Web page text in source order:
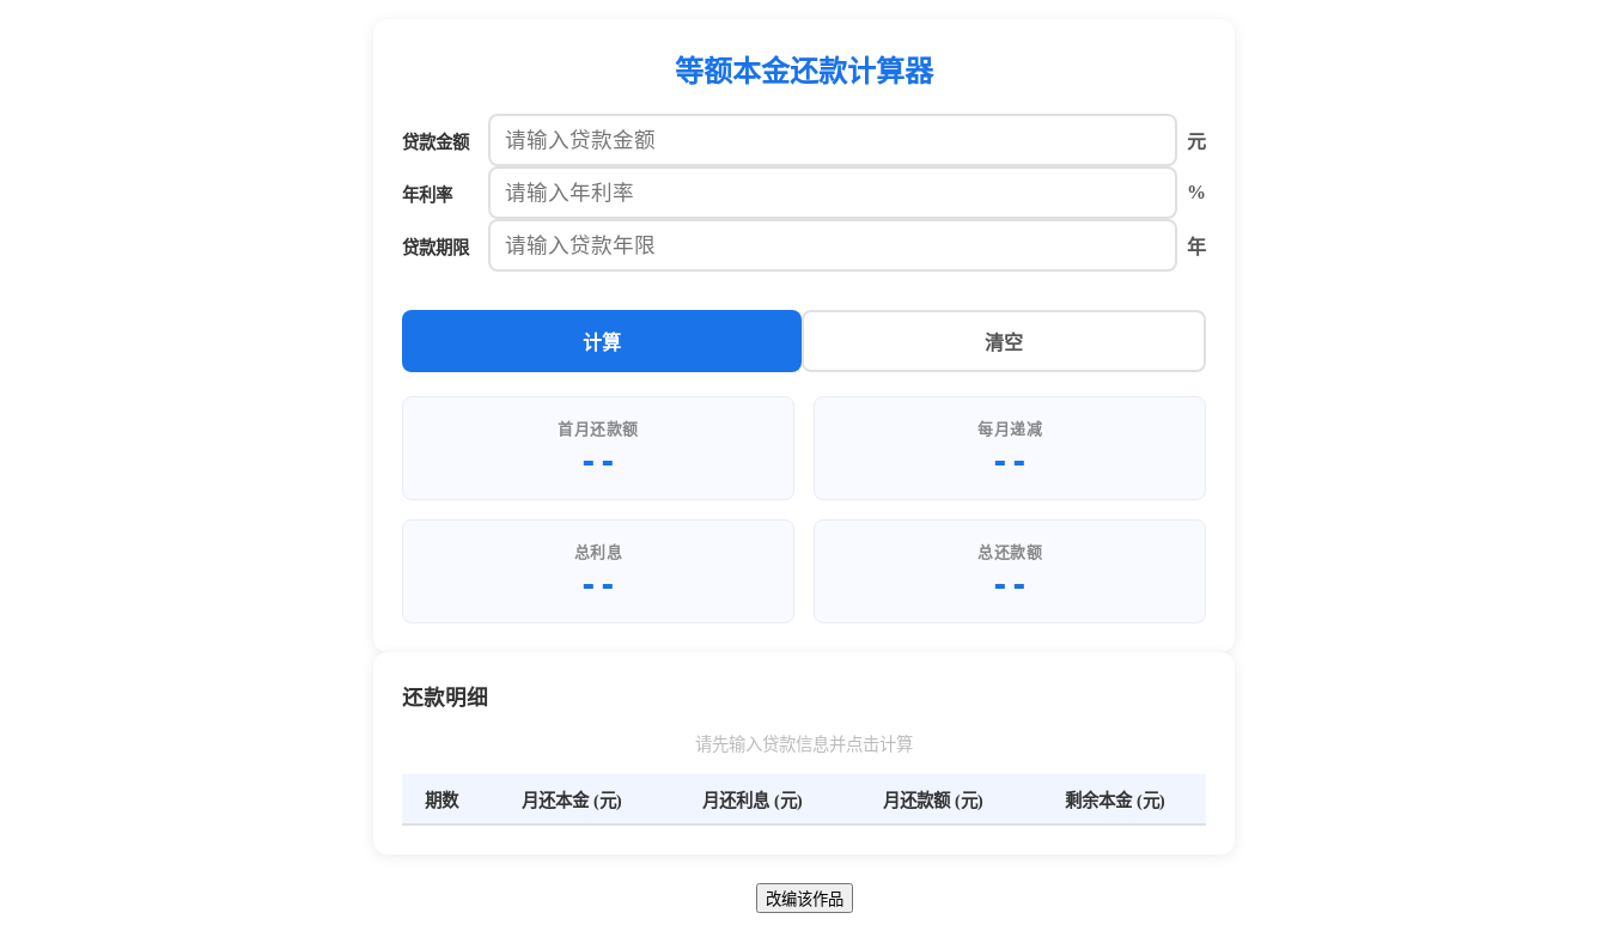
等额本金还款计算器
贷款金额 元
年利率 %
贷款期限 年
计算 清空
首月还款额
--
每月递减
--
总利息
--
总还款额
--
还款明细
请先输入贷款信息并点击计算
期数 月还本金 (元) 月还利息 (元) 月还款额 (元) 剩余本金 (元)
改编该作品